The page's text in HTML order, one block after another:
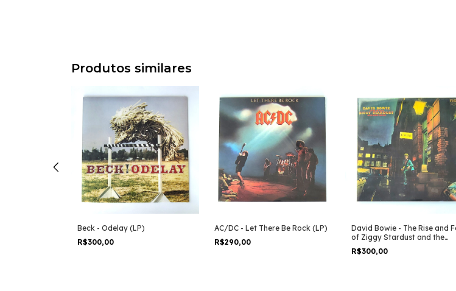
Produtos similares
Beck - Odelay (LP)
R$300,00
AC/DC - Let There Be Rock (LP)
R$290,00
David Bowie - The Rise and
of Ziggy Stardust and the
Spiders from Mars (LP)
R$300,00